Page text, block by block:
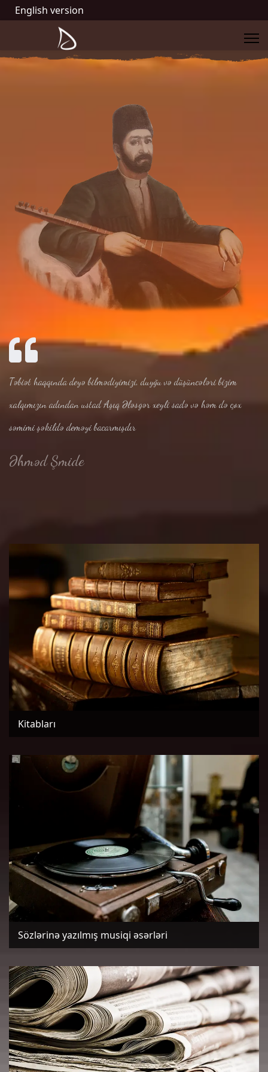
English version
Təbiət haqqında deyə bilmədiyimizi, duyğu və düşüncələri bizim
xalqımızın adından ustad Aşıq Ələsgər xeyli sadə və həm də çox
səmimi şəkildə deməyi bacarmışdır
Əhməd Şmide
Kitabları
Sözlərinə yazılmış musiqi əsərləri